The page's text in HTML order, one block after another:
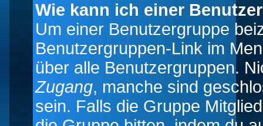
Wie kann ich einer
Um einer Benutzergruppe
Benutzergruppen-Link im
über alle Benutzergruppen.
Zugang, manche sind
sein. Falls die Gruppe